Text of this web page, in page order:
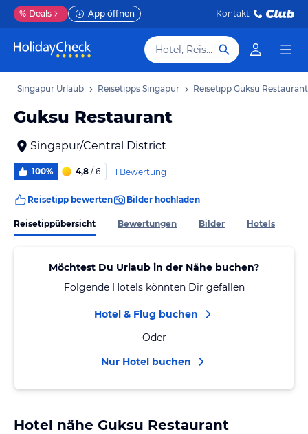
% Deals App öffnen Kontakt
Hotel, Reiseziel
Singapur Urlaub Reisetipps Singapur Reisetipp Guksu Restaurant
Guksu Restaurant
Singapur/Central District
100% 4,8 / 6 1 Bewertung
Reisetipp bewerten Bilder hochladen
Reisetippübersicht Bewertungen Bilder Hotels
Möchtest Du Urlaub in der Nähe buchen?
Folgende Hotels könnten Dir gefallen
Hotel & Flug buchen
Oder
Nur Hotel buchen
Hotel nähe Guksu Restaurant